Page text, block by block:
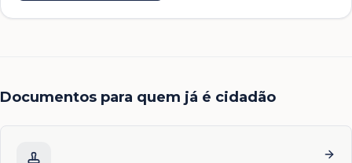
Documentos para quem já é cidadão